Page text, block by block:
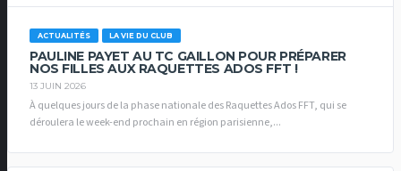
ACTUALITÉS LA VIE DU CLUB
PAULINE PAYET AU TC GAILLON POUR PRÉPARER
NOS FILLES AUX RAQUETTES ADOS FFT !
13 JUIN 2026
À quelques jours de la phase nationale des Raquettes Ados FFT, qui se
déroulera le week-end prochain en région parisienne,...